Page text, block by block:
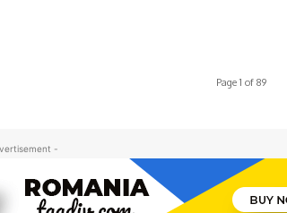
Page 1 of 89
-